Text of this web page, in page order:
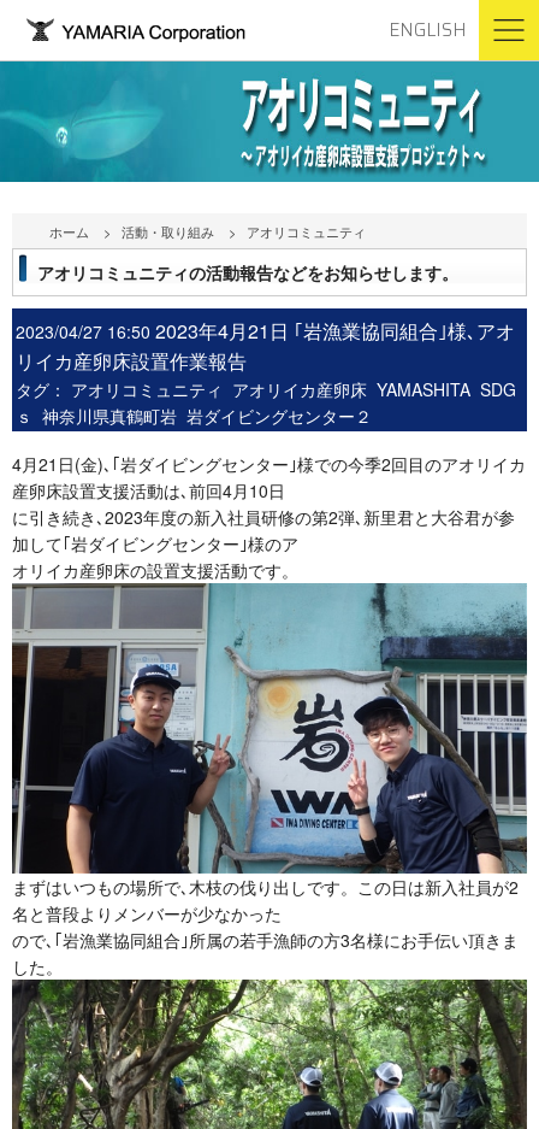
ENGLISH
ホーム 活動・取り組み アオリコミュニティ
アオリコミュニティの活動報告などをお知らせします。
2023/04/27 16:50 2023年4月21日 ｢岩漁業協同組合｣様､アオ
リイカ産卵床設置作業報告
タグ： アオリコミュニティ アオリイカ産卵床 YAMASHITA SDG
ｓ 神奈川県真鶴町岩 岩ダイビングセンター２
4月21日(金)､｢岩ダイビングセンター｣様での今季2回目のアオリイカ
産卵床設置支援活動は､前回4月10日
に引き続き､2023年度の新入社員研修の第2弾､新里君と大谷君が参
加して｢岩ダイビングセンター｣様のア
オリイカ産卵床の設置支援活動です。
まずはいつもの場所で､木枝の伐り出しです。この日は新入社員が2
名と普段よりメンバーが少なかった
ので､｢岩漁業協同組合｣所属の若手漁師の方3名様にお手伝い頂きま
した。